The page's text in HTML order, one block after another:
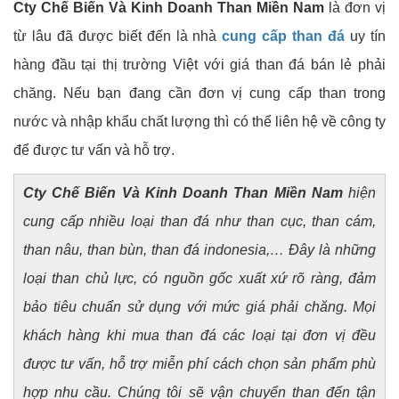
Cty Chế Biến Và Kinh Doanh Than Miền Nam là đơn vị
từ lâu đã được biết đến là nhàcung cấp than đá uy tín
hàng đầu tại thị trường Việt với giá than đá bán lẻ phải
chăng. Nếu bạn đang cần đơn vị cung cấp than trong
nước và nhập khẩu chất lượng thì có thể liên hệ về công ty
để được tư vấn và hỗ trợ.
Cty Chế Biến Và Kinh Doanh Than Miền Namhiện
cung cấp nhiều loại than đá như than cục, than cám,
than nâu, than bùn, than đá indonesia,… Đây là những
loại than chủ lực, có nguồn gốc xuất xứ rõ ràng, đảm
bảo tiêu chuẩn sử dụng với mức giá phải chăng. Mọi
khách hàng khi mua than đá các loại tại đơn vị đều
được tư vấn, hỗ trợ miễn phí cách chọn sản phẩm phù
hợp nhu cầu. Chúng tôi sẽ vận chuyển than đến tận